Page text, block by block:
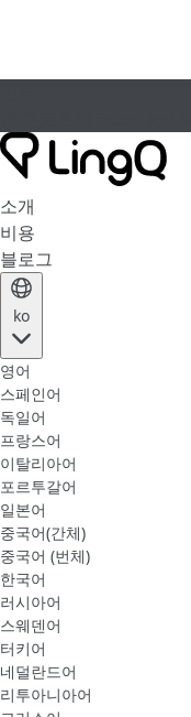
소개
비용
블로그
ko
영어
스페인어
독일어
프랑스어
이탈리아어
포르투갈어
일본어
중국어(간체)
중국어 (번체)
한국어
러시아어
스웨덴어
터키어
네덜란드어
리투아니아어